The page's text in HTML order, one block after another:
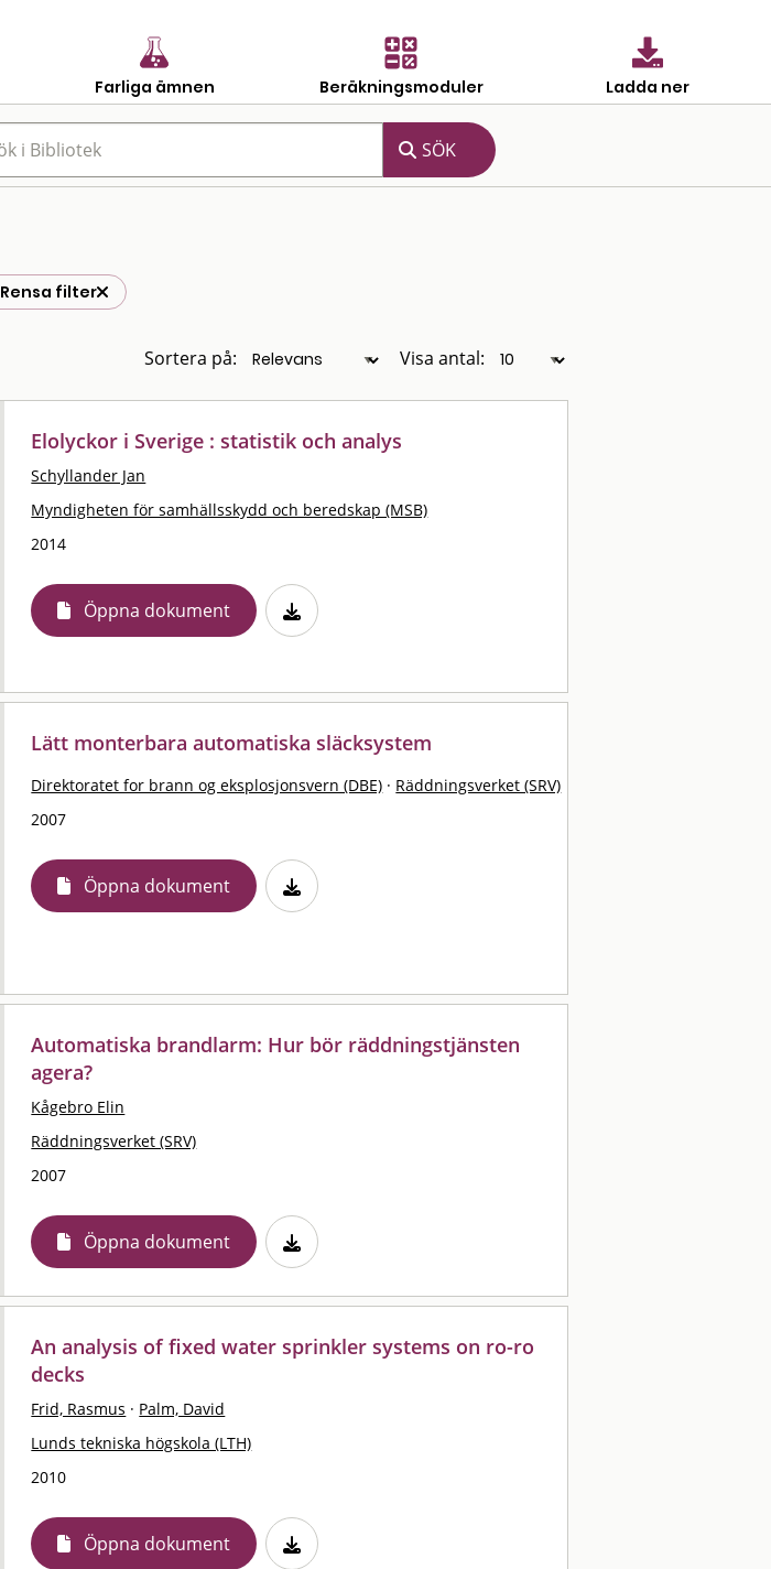
Farliga ämnen Beräkningsmoduler Ladda ner
Rensa filter
Sortera på: Visa antal:
Elolyckor i Sverige : statistik och analys
Schyllander Jan
Myndigheten för samhällsskydd och beredskap (MSB)
2014
Öppna dokument
Lätt monterbara automatiska släcksystem
Direktoratet for brann og eksplosjonsvern (DBE) · Räddningsverket (SRV)
2007
Öppna dokument
Automatiska brandlarm: Hur bör räddningstjänsten
agera?
Kågebro Elin
Räddningsverket (SRV)
2007
Öppna dokument
An analysis of fixed water sprinkler systems on ro-ro
decks
Frid, Rasmus · Palm, David
Lunds tekniska högskola (LTH)
2010
Öppna dokument